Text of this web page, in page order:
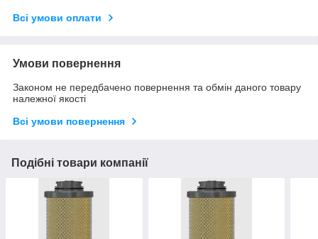
Всі умови оплати
Умови повернення
Законом не передбачено повернення та обмін даного товару
належної якості
Всі умови повернення
Подібні товари компанії